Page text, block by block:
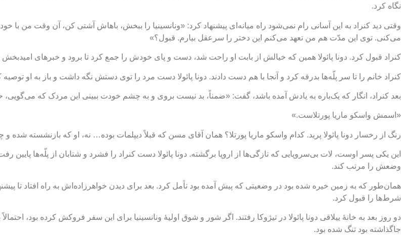
نگاه کرد.
وقتی دید کنراد به این آسانی رام نمی‌شود راه میانه‌ای پیشنهاد کرد: «ونانسینیا را ببخش، باهاش آشتی کن، آن وقت من
می‌کنی. توی این مدّت هم من تعهد می‌کنم این دختر را سرعقل بیارم. قبول؟»
کنراد قبول کرد. دونا پائولا همین که خیالش از بابت او راحت شد، دست و پای خودش را جمع کرد تا برود و خبرهای امیدبخش
کنراد خانم را تا سر پلّه‌ها بدرقه کرد و آنجا با هم دست دادند. دونا پائولا دست مرد را توی دستش نگه داشت و باز به او
بعد کنراد، انگار که یک‌باره به یادش آمده باشد، گفت: «ضمناً، بد نیست بروی و به چشم خودت ببینی این مردک که
«اسمش واسکو ماریا پورتلاست.»
رنگ از رخسار دونا پائولا پرید. کدام واسکو ماریا پورتلا؟ همان آقای مسن که قبلاً دیپلمات بوده… نه، او که بازنشسته شده
این یکی پسر اوست، لات بی‌سروپایی که تازگی‌ها از اروپا برگشته. دونا پائولا دست کنراد را فشرد و شتابان از پلّه‌ها
وضعش را مرتب کند.
همان‌طور که به زمین خیره شده بود در وضعیتی که پیش آمده بود تأمل کرد. بعد برای دیدن خواهرزاده‌اش به راه افتاد تا
شرط‌ها را قبول کرد.
دو روز بعد به خانۀ ییلاقی دونا پائولا در تیژوکا رفتند. اگر شور و شوق اولیۀ ونانسینیا برای این سفر فروکش کرده بود،
جاگذاشته بود تنگ شده بود.